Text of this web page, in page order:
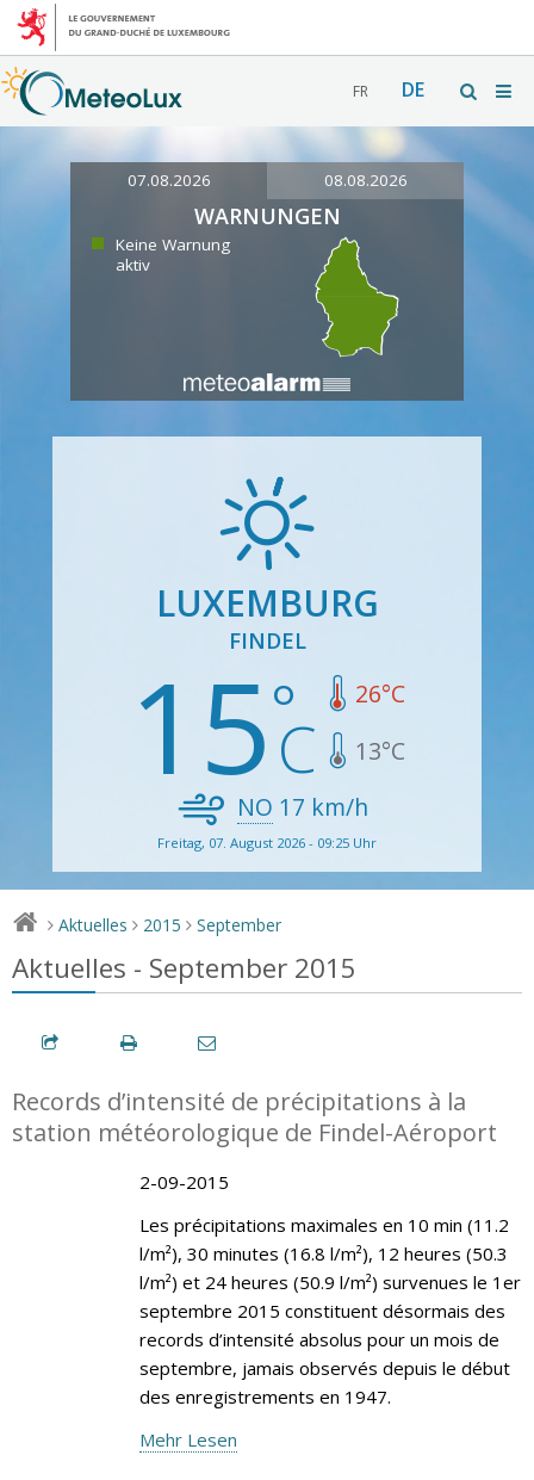
FR DE
07.08.2026 08.08.2026
WARNUNGEN
Keine Warnung
aktiv
LUXEMBURG
FINDEL
15 26°C
13°C
NO 17 km/h
Freitag, 07. August 2026 - 09:25 Uhr
> Aktuelles > 2015 > September
Aktuelles - September 2015
Records d’intensité de précipitations à la
station météorologique de Findel-Aéroport
2-09-2015
Les précipitations maximales en 10 min (11.2
l/m²), 30 minutes (16.8 l/m²), 12 heures (50.3
l/m²) et 24 heures (50.9 l/m²) survenues le 1er
septembre 2015 constituent désormais des
records d’intensité absolus pour un mois de
septembre, jamais observés depuis le début
des enregistrements en 1947.
Mehr Lesen